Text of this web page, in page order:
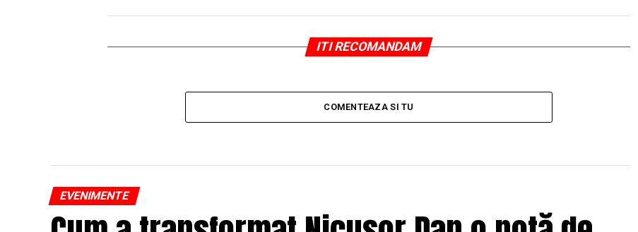
ITI RECOMANDAM
COMENTEAZA SI TU
EVENIMENTE